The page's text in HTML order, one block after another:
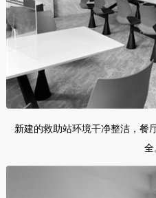
新建的救助站环境干净整洁，餐
全。